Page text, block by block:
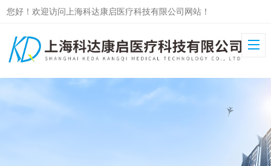
您好！欢迎访问上海科达康启医疗科技有限公司网站！